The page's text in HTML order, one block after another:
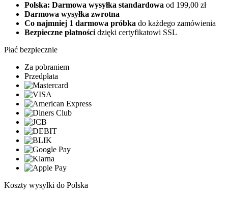
Polska: Darmowa wysyłka standardowa od 199,00 zł
Darmowa wysyłka zwrotna
Co najmniej 1 darmowa próbka do każdego zamówienia
Bezpieczne płatności dzięki certyfikatowi SSL
Płać bezpiecznie
Za pobraniem
Przedpłata
Koszty wysyłki do Polska